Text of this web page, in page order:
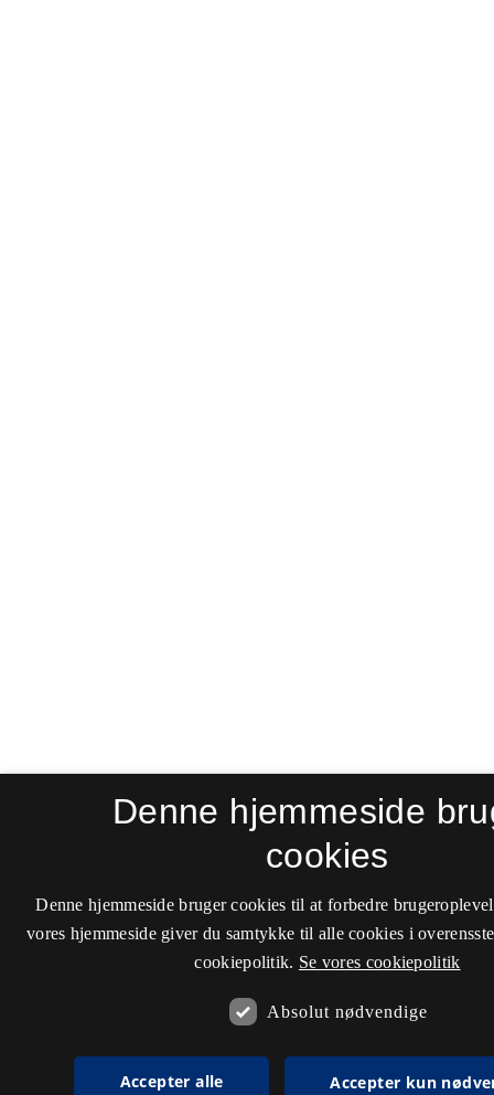
Denne hjemmeside
cookies
Denne hjemmeside bruger cookies til at forbedre
vores hjemmeside giver du samtykke til alle cookies i
cookiepolitik. Se vores cookiepolitik
Absolut nødvendige
Accepter alle Accepter kun